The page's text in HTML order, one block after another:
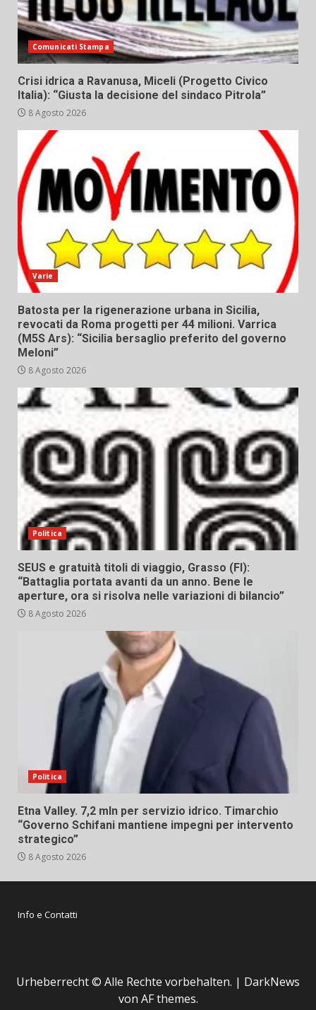
Comunicati Stampa
Crisi idrica a Ravanusa, Miceli (Progetto Civico
Italia): “Giusta la decisione del sindaco Pitrola”
8 Agosto 2026
Varie
Batosta per la rigenerazione urbana in Sicilia,
revocati da Roma progetti per 44 milioni. Varrica
(M5S Ars): “Sicilia bersaglio preferito del governo
Meloni”
8 Agosto 2026
Politica
SEUS e gratuità titoli di viaggio, Grasso (FI):
“Battaglia portata avanti da un anno. Bene le
aperture, ora si risolva nelle variazioni di bilancio”
8 Agosto 2026
Politica
Etna Valley. 7,2 mln per servizio idrico. Timarchio
“Governo Schifani mantiene impegni per intervento
strategico”
8 Agosto 2026
Info e Contatti
Urheberrecht © Alle Rechte vorbehalten. | DarkNews
von AF themes.